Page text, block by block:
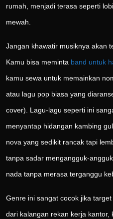
rumah, menjadi terasa seperti
mewah.
Jangan khawatir musiknya akan
Kamu bisa meminta band untuk
kamu sewa untuk memainkan
atau lagu pop biasa yang
cover). Lagu-lagu seperti ini
menyantap hidangan kambing
nova yang sedikit rancak tapi
tanpa sadar mengangguk-
nada tanpa merasa terganggu
Genre ini sangat cocok jika
dari kalangan rekan kerja kantor,